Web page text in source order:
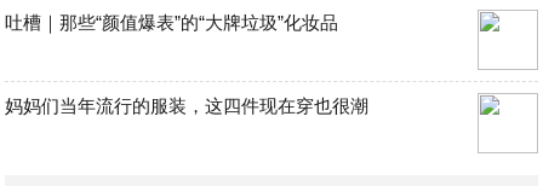
吐槽｜那些“颜值爆表”的“大牌垃圾”化妆品
妈妈们当年流行的服装，这四件现在穿也很潮